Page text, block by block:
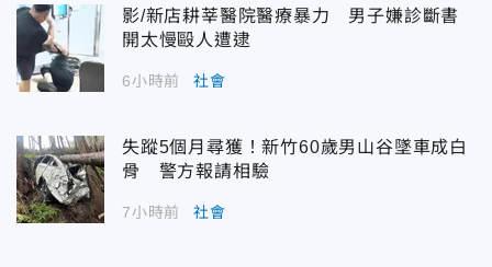
影/新店耕莘醫院醫療暴力 男子嫌診斷書
開太慢毆人遭逮
6小時前 社會
失蹤5個月尋獲！新竹60歲男山谷墜車成白
骨 警方報請相驗
7小時前 社會